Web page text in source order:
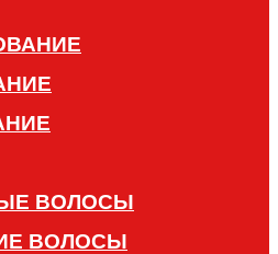
ВОЛОСЫ
ВОЛОСЫ